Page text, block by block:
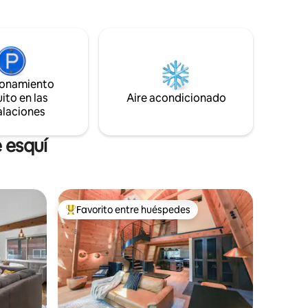
y
de
al
de
central. Lavadora y secadora para tu
comodidad. Máximo de 2 coches por
estancia, hay un aparcamiento muy
limitado. También he suministrado
VHRP 16-934
en las
Aire acondicionado
esquí
De los mejores en Favorito entre huéspedes
Favorito entre huéspedes